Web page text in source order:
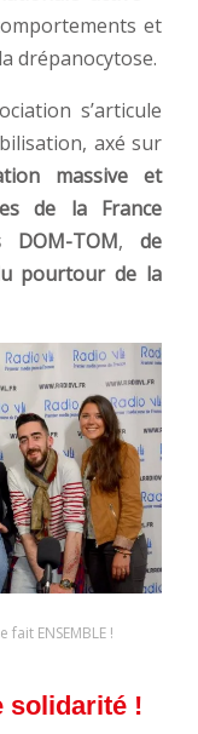
et
drépanocytose.
s’articule
axé sur
massive et
de la France
DOM-TOM,de
pourtour de la
ENSEMBLE !
solidarité !